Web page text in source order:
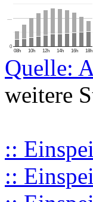
08h 10h 12h 14h 16h 18h
0
…
Quelle:
weitere
::
::